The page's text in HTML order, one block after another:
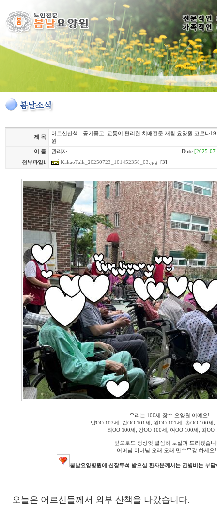
제 목
어르신산책 - 공기좋고, 교통이 편리한 치매전문 재활 요양원 코로나
원
이 름
관리자 Date [2025-
첨부파일1
KakaoTalk_20250723_101452358_03.jpg [3]
우리는 100세 장수 요양원 이예요!
양OO 102세, 김OO 101세, 원OO 101세, 송OO 100세,
최OO 100세, 강OO 100세, 여OO 100세, 최OO
앞으로도 정성껏 열심히 보살펴 드리겠습니
어머님 아버님 오래 오래 만수무강 하세요
봄날요양병원에 신장투석 받으실 환자분께서는 간병비는 부
오늘은 어르신들께서 외부 산책을 나갔습니다.